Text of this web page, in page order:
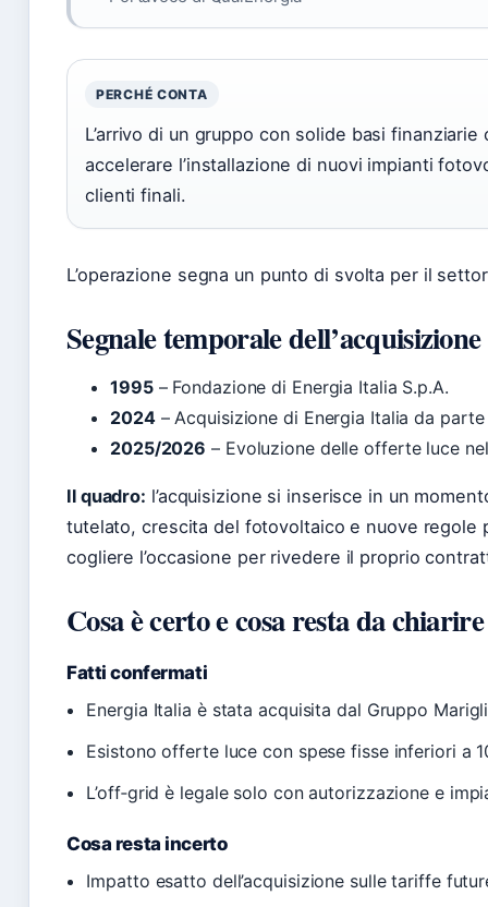
PERCHÉ CONTA
L’arrivo di un gruppo con solide basi
accelerare l’installazione di nuovi impianti
clienti finali.
L’operazione segna un punto di svolta per il
Segnale temporale dell’acquisizione
1995– Fondazione di Energia Italia S.p.A.
2024– Acquisizione di Energia Italia da
2025/2026 – Evoluzione delle offerte luce
Il quadro: l’acquisizione si inserisce in un
tutelato, crescita del fotovoltaico e nuove regole
cogliere l’occasione per rivedere il proprio
Cosa è certo e cosa resta da chiarire
Fatti confermati
Energia Italia è stata acquisita dal Gruppo
Esistono offerte luce con spese fisse inferiori a
L’off‑grid è legale solo con autorizzazione e
Cosa resta incerto
Impatto esatto dell’acquisizione sulle tariffe